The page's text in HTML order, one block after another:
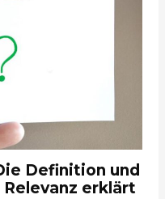
Definition und
erklärt